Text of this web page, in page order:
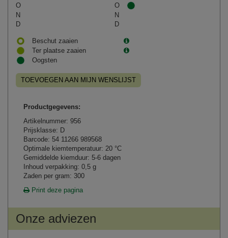
O
O
N
N
D
D
Beschut zaaien
Ter plaatse zaaien
Oogsten
TOEVOEGEN AAN MIJN WENSLIJST
Productgegevens:
Artikelnummer: 956
Prijsklasse: D
Barcode: 54 11266 989568
Optimale kiemtemperatuur: 20 °C
Gemiddelde kiemduur: 5-6 dagen
Inhoud verpakking: 0,5 g
Zaden per gram: 300
Print deze pagina
Onze adviezen